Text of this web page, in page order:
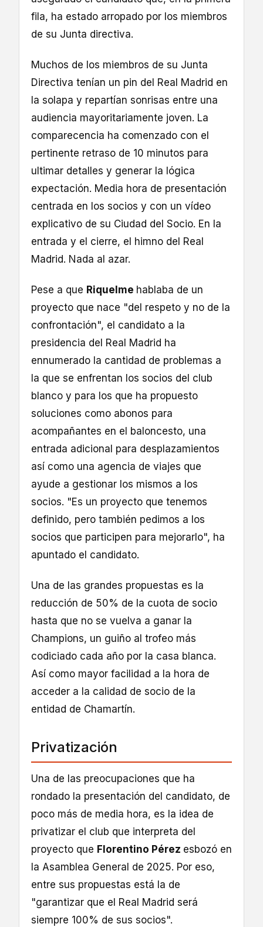
fila, ha estado arropado por los miembros
de su Junta directiva.
Muchos de los miembros de su Junta
Directiva tenían un pin del Real Madrid en
la solapa y repartían sonrisas entre una
audiencia mayoritariamente joven. La
comparecencia ha comenzado con el
pertinente retraso de 10 minutos para
ultimar detalles y generar la lógica
expectación. Media hora de presentación
centrada en los socios y con un vídeo
explicativo de su Ciudad del Socio. En la
entrada y el cierre, el himno del Real
Madrid. Nada al azar.
Pese a que Riquelme hablaba de un
proyecto que nace "del respeto y no de la
confrontación", el candidato a la
presidencia del Real Madrid ha
ennumerado la cantidad de problemas a
la que se enfrentan los socios del club
blanco y para los que ha propuesto
soluciones como abonos para
acompañantes en el baloncesto, una
entrada adicional para desplazamientos
así como una agencia de viajes que
ayude a gestionar los mismos a los
socios. "Es un proyecto que tenemos
definido, pero también pedimos a los
socios que participen para mejorarlo", ha
apuntado el candidato.
Una de las grandes propuestas es la
reducción de 50% de la cuota de socio
hasta que no se vuelva a ganar la
Champions, un guiño al trofeo más
codiciado cada año por la casa blanca.
Así como mayor facilidad a la hora de
acceder a la calidad de socio de la
entidad de Chamartín.
Privatización
Una de las preocupaciones que ha
rondado la presentación del candidato, de
poco más de media hora, es la idea de
privatizar el club que interpreta del
proyecto que Florentino Pérez esbozó en
la Asamblea General de 2025. Por eso,
entre sus propuestas está la de
"garantizar que el Real Madrid será
siempre 100% de sus socios".